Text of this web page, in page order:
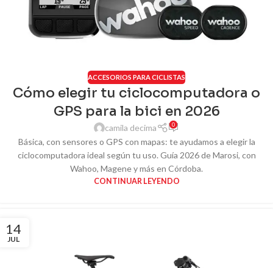
ACCESORIOS PARA CICLISTAS
Cómo elegir tu ciclocomputadora o
GPS para la bici en 2026
camila decima 0
Básica, con sensores o GPS con mapas: te ayudamos a elegir la
ciclocomputadora ideal según tu uso. Guía 2026 de Marosi, con
Wahoo, Magene y más en Córdoba.
CONTINUAR LEYENDO
14
JUL